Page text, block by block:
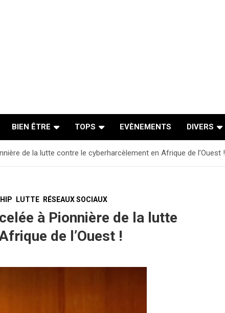
BIEN ÊTRE TOPS EVÈNEMENTS DIVERS
de la lutte contre le cyberharcèlement en Afrique de l’Ouest !
LUTTE RÉSEAUX SOCIAUX
à Pionnière de la lutte
de l’Ouest !